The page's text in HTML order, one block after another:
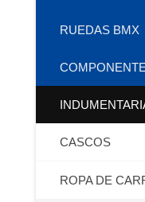
RUEDAS BMX
CASCOS
ROPA DE